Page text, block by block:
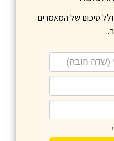
סיכום של המאמרים